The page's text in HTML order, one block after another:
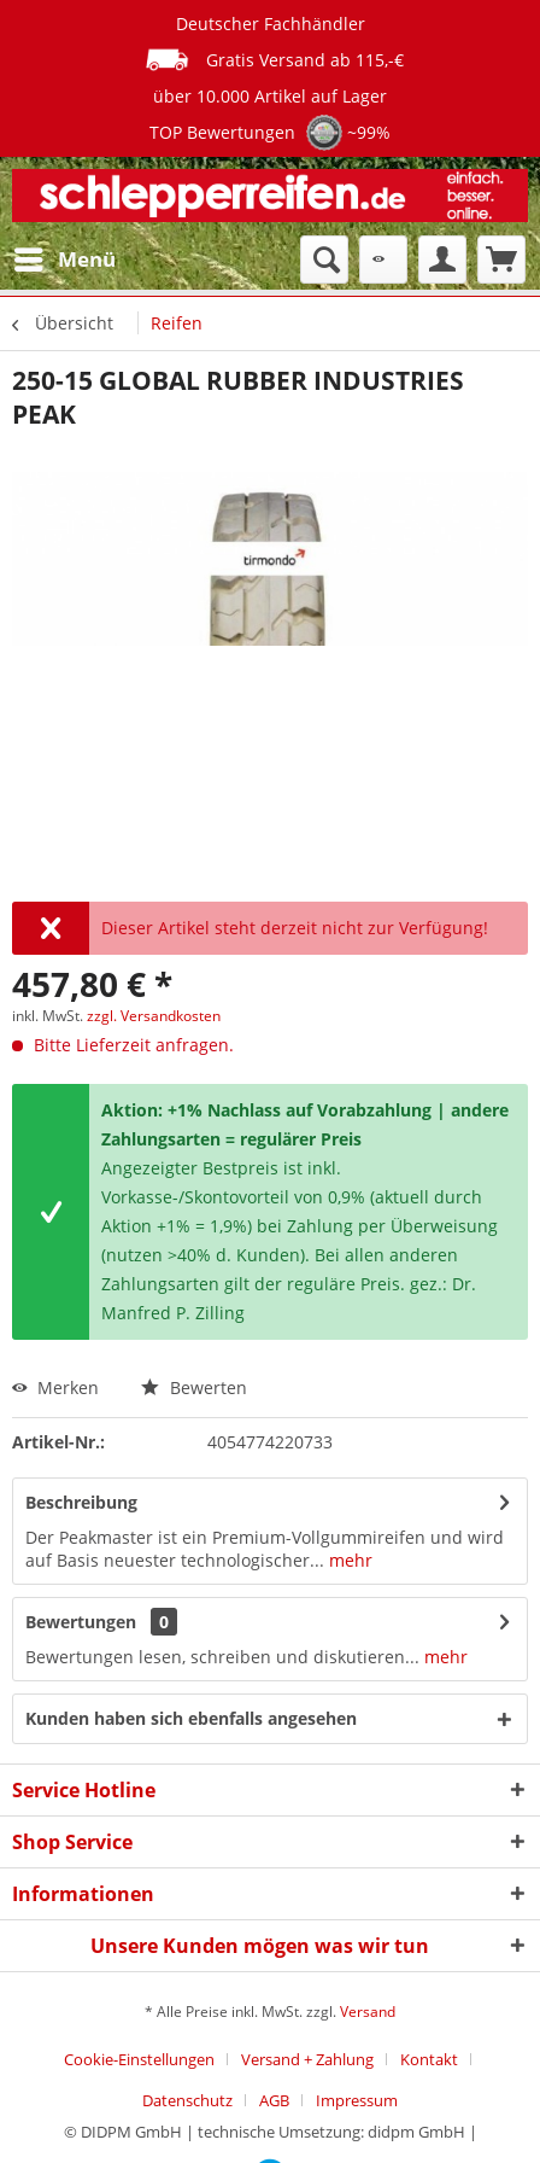
Deutscher Fachhändler
Gratis Versand ab 115,-€
über 10.000 Artikel auf Lager
TOP Bewertungen
~99%
Menü
Übersicht Reifen
250-15 GLOBAL RUBBER INDUSTRIES
PEAK
Dieser Artikel steht derzeit nicht zur Verfügung!
457,80 € *
inkl. MwSt.zzgl. Versandkosten
Bitte Lieferzeit anfragen.
Aktion: +1% Nachlass auf Vorabzahlung | andere
Zahlungsarten = regulärer Preis
Angezeigter Bestpreis ist inkl.
Vorkasse-/Skontovorteil von 0,9% (aktuell durch
Aktion +1% = 1,9%) bei Zahlung per Überweisung
(nutzen >40% d. Kunden). Bei allen anderen
Zahlungsarten gilt der reguläre Preis. gez.: Dr.
Manfred P. Zilling
Merken Bewerten
Artikel-Nr.: 4054774220733
Beschreibung
Der Peakmaster ist ein Premium-Vollgummireifen und wird
auf Basis neuester technologischer... mehr
Bewertungen
0
Bewertungen lesen, schreiben und diskutieren... mehr
Kunden haben sich ebenfalls angesehen
Service Hotline
Shop Service
Informationen
Unsere Kunden mögen was wir tun
* Alle Preise inkl. MwSt. zzgl.Versand
Cookie-Einstellungen Versand + Zahlung
Kontakt
Datenschutz
AGB
Impressum
© DIDPM GmbH | technische Umsetzung: didpm GmbH |